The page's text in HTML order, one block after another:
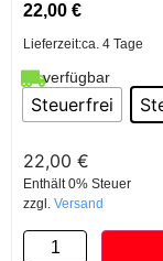
22,00 €
Lieferzeit:ca. 4 Tage
verfügbar
Steuerfrei
22,00 €
Enthält 0% Steuer
zzgl. Versand